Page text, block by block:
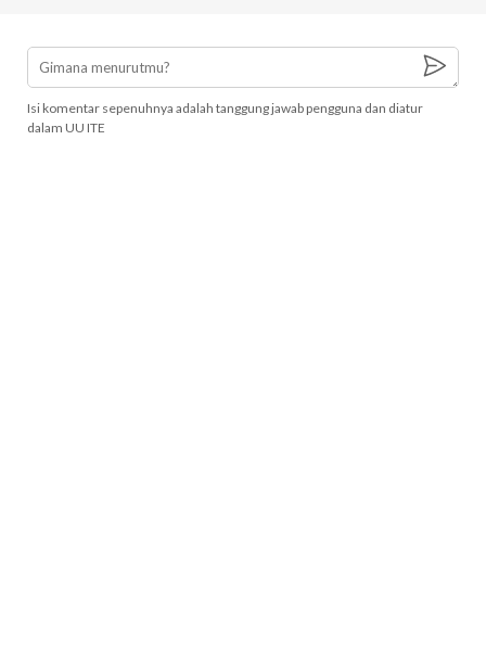
Isi komentar sepenuhnya adalah tanggung jawab pengguna dan diatur
dalam UU ITE